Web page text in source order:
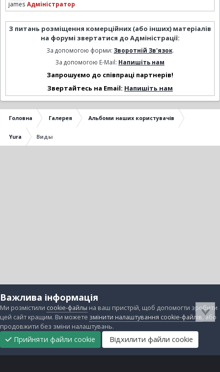
james Адміністратор
З питань розміщення комерційних (або інших) матеріалів
на форумі звертатися до Адміністрації:
За допомогою форми: Зворотній Зв'язок.
За допомогою E-Mail: Напишіть нам
Запрошуємо до співпраці партнерів!
Звертайтесь на Email: Напишіть нам
Головна Галерея Альбоми наших користувачів
Yura Виды
Важлива інформація
Ми розмістили cookie-файлы на ваш пристрій, щоб допомогти зробити
цей сайт кращим. Ви можете змінити налаштування cookie-файлів, або
продовжити без зміни налаштувань.
Прийняти файли cookie Відхилити файли cookie
Головна
Підтримати
нас
Прибрати
рекламу
Завантаження Непрочитані Реєстрація